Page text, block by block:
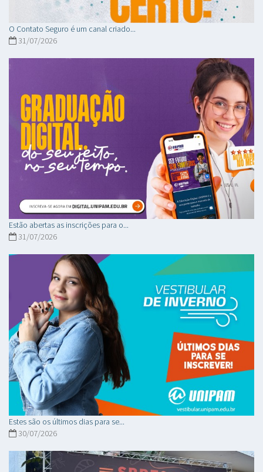
O Contato Seguro é um canal criado...
31/07/2026
Estão abertas as inscrições para o...
31/07/2026
Estes são os últimos dias para se...
30/07/2026